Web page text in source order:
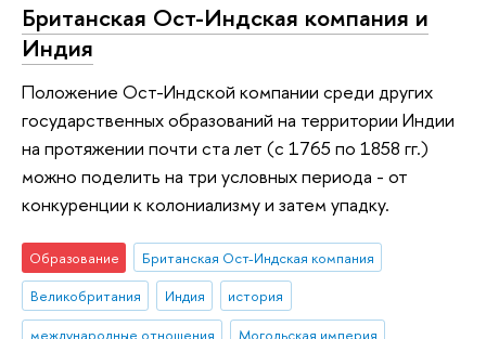
Британская Ост-Индская компания и
Индия
Положение Ост-Индской компании среди других
государственных образований на территории Индии
на протяжении почти ста лет (с 1765 по 1858 гг.)
можно поделить на три условных периода - от
конкуренции к колониализму и затем упадку.
Образование
Британская Ост-Индская компания
Великобритания
Индия
история
международные отношения
Могольская империя